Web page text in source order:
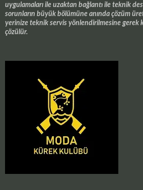
uygulamaları ile uzaktan bağlantı ile teknik
sorunların büyük bölümüne anında çözüm
yerinize teknik servis yönlendirilmesine gerek
çözülür.